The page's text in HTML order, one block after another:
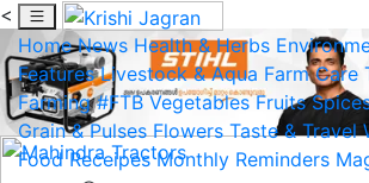
<
Home News Health & Herbs
Features Livestock & Aqua Farm Care
Farming #FTB Vegetables Fruits
Grain & Pulses Flowers Taste & Travel
Food Receipes Monthly Reminders